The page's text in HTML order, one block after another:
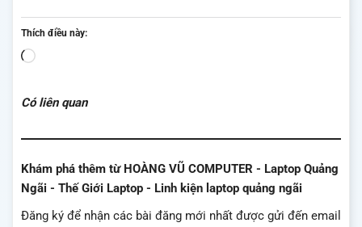
Thích điều này:
Đang
Có liên quan
Khám phá thêm từ HOÀNG VŨ COMPUTER - Laptop Quảng
Ngãi - Thế Giới Laptop - Linh kiện laptop quảng ngãi
Đăng ký để nhận các bài đăng mới nhất được gửi đến email